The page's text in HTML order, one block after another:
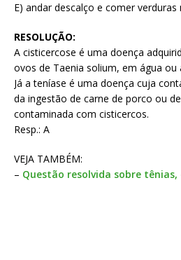
E) andar descalço e comer verduras
RESOLUÇÃO:
A cisticercose é uma doença
ovos de Taenia solium, em água
Já a teníase é uma doença cuja
da ingestão de carne de porco ou
contaminada com cisticercos.
Resp.: A
VEJA TAMBÉM:
– Questão resolvida sobre tênias,